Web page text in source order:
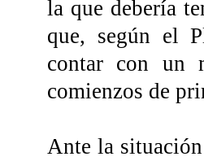
la que debería
que, según el
contar con un
comienzos de
Ante la